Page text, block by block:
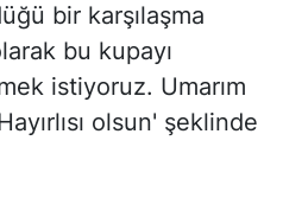
bir karşılaşma
bu kupayı
istiyoruz. Umarım
olsun' şeklinde